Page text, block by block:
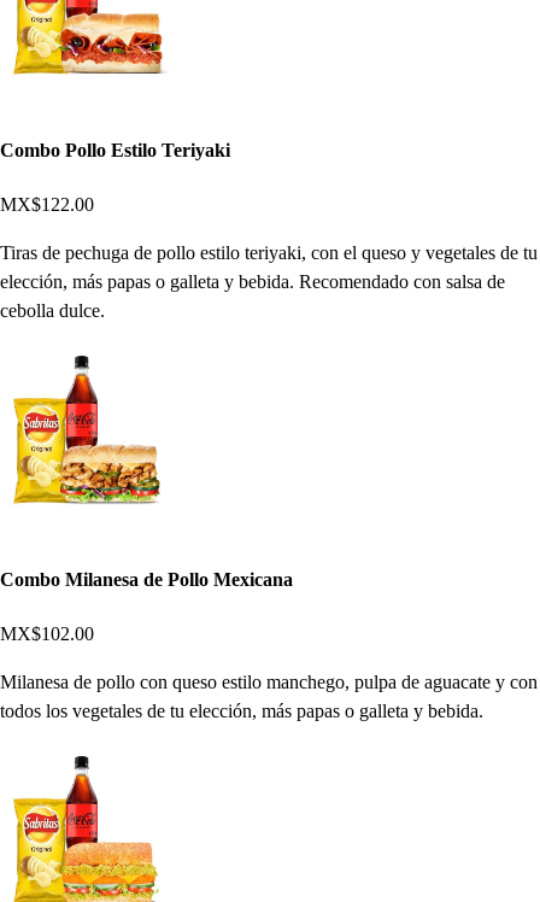
Combo Pollo Estilo Teriyaki
MX$122.00
Tiras de pechuga de pollo estilo teriyaki, con el queso y vegetales de tu
elección, más papas o galleta y bebida. Recomendado con salsa de
cebolla dulce.
Combo Milanesa de Pollo Mexicana
MX$102.00
Milanesa de pollo con queso estilo manchego, pulpa de aguacate y con
todos los vegetales de tu elección, más papas o galleta y bebida.